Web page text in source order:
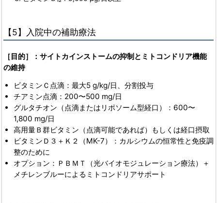
【5】入院中の補助療法
［目的］：サイトカインストームの抑制とミトコンドリア機能
の維持
ビタミンＣ点滴：最大5 g/kg/日、分割投与
チアミン点滴：200〜500 mg/日
グルタチオン（点滴またはリポソーム型経口）：600〜
1,800 mg/日
高用量Ｂ群ビタミン（点滴可能であれば）もしくは経口摂取
ビタミンＤ３＋Ｋ２（MK-7）：カルシウムの恒常性と免疫調
整のために
オプション：ＰＢＭＴ（光バイオモジュレーション療法）＋
メチレンブルーによるミトコンドリアサポート